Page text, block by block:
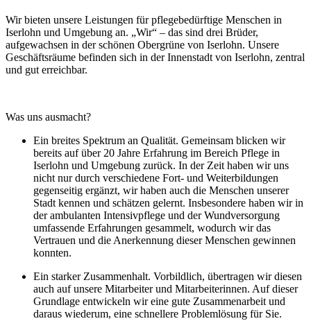
Wir bieten unsere Leistungen für pflegebedürftige Menschen in
Iserlohn und Umgebung an. „Wir“ – das sind drei Brüder,
aufgewachsen in der schönen Obergrüne von Iserlohn. Unsere
Geschäftsräume befinden sich in der Innenstadt von Iserlohn, zentral
und gut erreichbar.
Was uns ausmacht?
Ein breites Spektrum an Qualität. Gemeinsam blicken wir
bereits auf über 20 Jahre Erfahrung im Bereich Pflege in
Iserlohn und Umgebung zurück. In der Zeit haben wir uns
nicht nur durch verschiedene Fort- und Weiterbildungen
gegenseitig ergänzt, wir haben auch die Menschen unserer
Stadt kennen und schätzen gelernt. Insbesondere haben wir in
der ambulanten Intensivpflege und der Wundversorgung
umfassende Erfahrungen gesammelt, wodurch wir das
Vertrauen und die Anerkennung dieser Menschen gewinnen
konnten.
Ein starker Zusammenhalt. Vorbildlich, übertragen wir diesen
auch auf unsere Mitarbeiter und Mitarbeiterinnen. Auf dieser
Grundlage entwickeln wir eine gute Zusammenarbeit und
daraus wiederum, eine schnellere Problemlösung für Sie.